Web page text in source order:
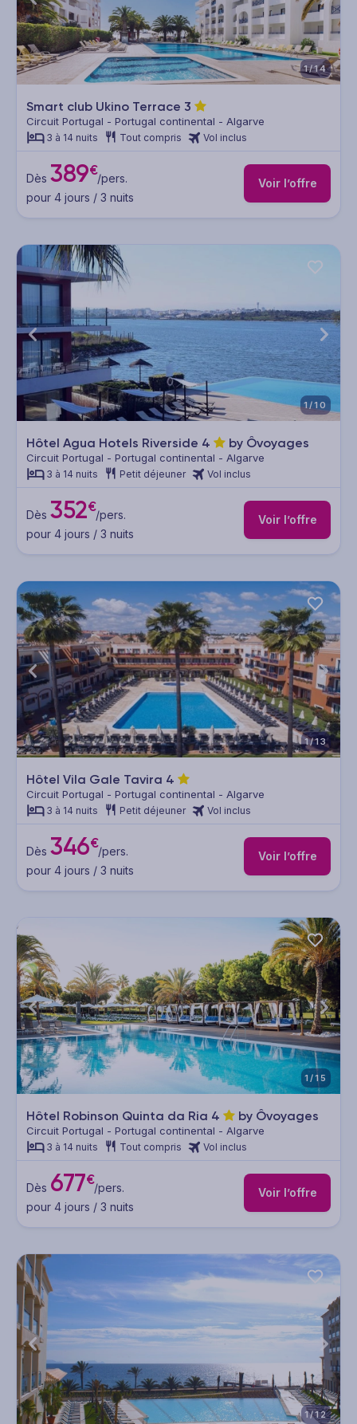
1/14
Smart club Ukino Terrace 3
Circuit Portugal - Portugal continental - Algarve
3 à 14 nuits Tout compris Vol inclus
Dès 389€/pers.
pour 4 jours / 3 nuits
Voir l’offre
1/10
Hôtel Agua Hotels Riverside 4 by Ôvoyages
Circuit Portugal - Portugal continental - Algarve
3 à 14 nuits Petit déjeuner Vol inclus
Dès 352€/pers.
pour 4 jours / 3 nuits
Voir l’offre
1/13
Hôtel Vila Gale Tavira 4
Circuit Portugal - Portugal continental - Algarve
3 à 14 nuits Petit déjeuner Vol inclus
Dès 346€/pers.
pour 4 jours / 3 nuits
Voir l’offre
1/15
Hôtel Robinson Quinta da Ria 4 by Ôvoyages
Circuit Portugal - Portugal continental - Algarve
3 à 14 nuits Tout compris Vol inclus
Dès 677€/pers.
pour 4 jours / 3 nuits
Voir l’offre
1/12